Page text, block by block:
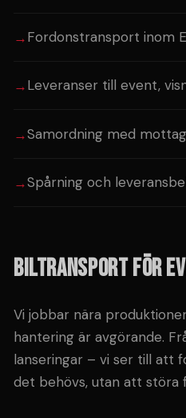
Fordonstransport inom
Leveranser till event,
Samordning med
Spårning och
BILTRANSPORT FÖR
Vi jobbar nära
hantering är avgörande.
lanseringar – vi ser till att
det behövs, utan att störa